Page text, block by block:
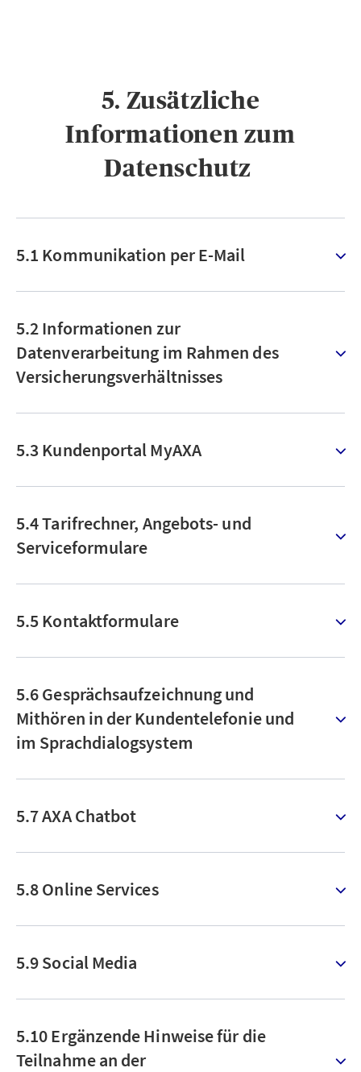
5. Zusätzliche
Informationen zum
Datenschutz ​
5.1 Kommunikation per E-Mail
5.2 Informationen zur
Datenverarbeitung im Rahmen des
Versicherungsverhältnisses
5.3 Kundenportal MyAXA
5.4 Tarifrechner, Angebots- und
Serviceformulare
5.5 Kontaktformulare
5.6 Gesprächsaufzeichnung und
Mithören in der Kundentelefonie und
im Sprachdialogsystem
5.7 AXA Chatbot
5.8 Online Services
5.9 Social Media
5.10 Ergänzende Hinweise für die
Teilnahme an der